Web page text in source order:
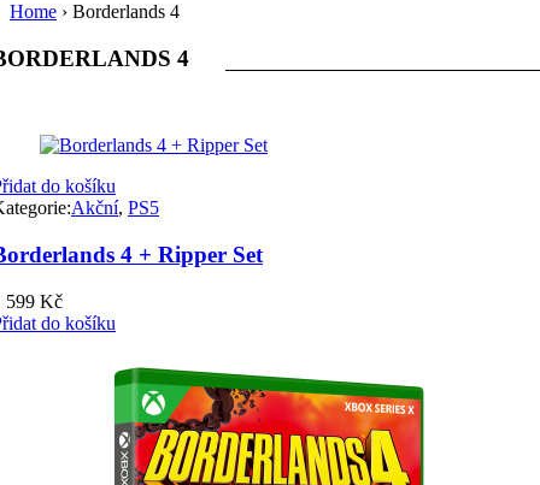
Home › Borderlands 4
4
do košíku
Akční, PS5
4 + Ripper Set
599 Kč
do košíku